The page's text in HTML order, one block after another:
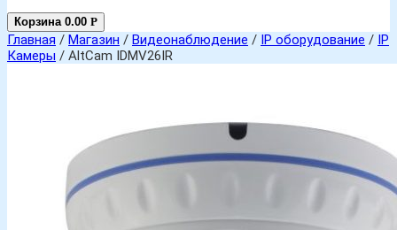
Корзина 0.00 Р
Главная / Магазин / Видеонаблюдение / IP оборудование / IP
Камеры / AltCam IDMV26IR